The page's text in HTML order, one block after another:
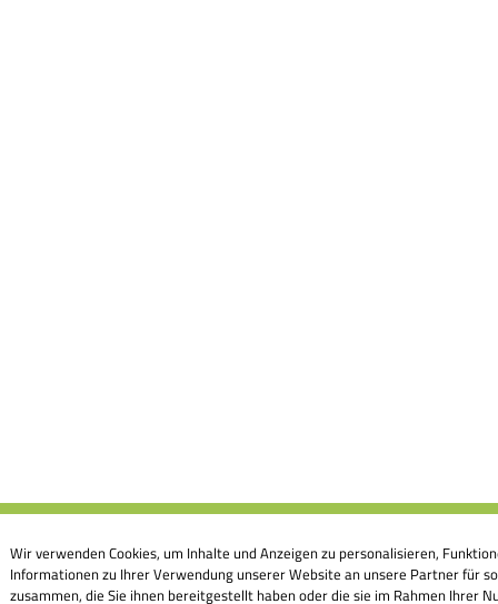
Wir verwenden Cookies, um Inhalte und Anzeigen zu personalisieren,
Informationen zu Ihrer Verwendung unserer Website an unsere Partner für
zusammen, die Sie ihnen bereitgestellt haben oder die sie im Rahmen Ihrer